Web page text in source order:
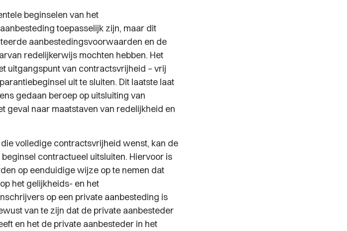
beginselen van het
toepasselijk zijn, maar dit
aanbestedingsvoorwaarden en de
redelijkerwijs mochten hebben. Het
uitgangspunt van contractsvrijheid – vrij
uit te sluiten. Dit laatste laat
gedaan beroep op uitsluiting van
geval naar maatstaven van redelijkheid en
volledige contractsvrijheid wenst, kan de
contractueel uitsluiten. Hiervoor is
op eenduidige wijze op te nemen dat
het gelijkheids- en het
op een private aanbesteding is
van te zijn dat de private aanbesteder
en het de private aanbesteder in het